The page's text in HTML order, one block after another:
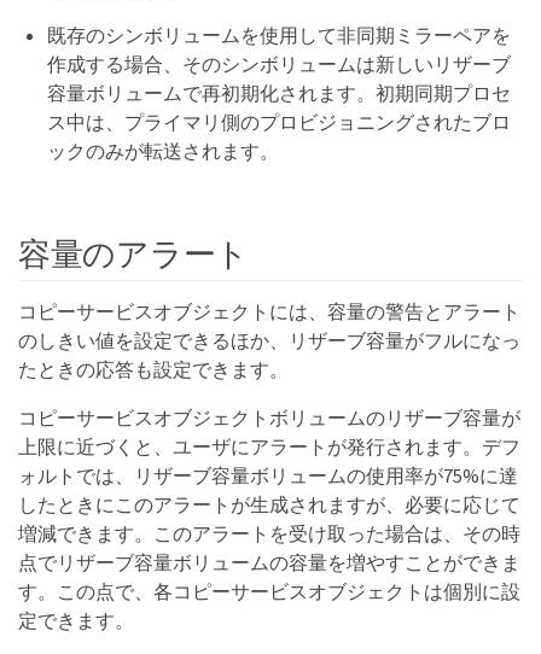
既存のシンボリュームを使用して非同期ミラーペアを
作成する場合、そのシンボリュームは新しいリザーブ
容量ボリュームで再初期化されます。初期同期プロセ
ス中は、プライマリ側のプロビジョニングされたブロ
ックのみが転送されます。
容量のアラート
コピーサービスオブジェクトには、容量の警告とアラート
のしきい値を設定できるほか、リザーブ容量がフルになっ
たときの応答も設定できます。
コピーサービスオブジェクトボリュームのリザーブ容量が
上限に近づくと、ユーザにアラートが発行されます。デフ
ォルトでは、リザーブ容量ボリュームの使用率が75%に達
したときにこのアラートが生成されますが、必要に応じて
増減できます。このアラートを受け取った場合は、その時
点でリザーブ容量ボリュームの容量を増やすことができま
す。この点で、各コピーサービスオブジェクトは個別に設
定できます。